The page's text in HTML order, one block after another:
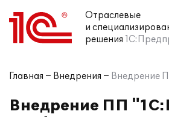
Отраслевые
и
решения
Главная Внедрения Внедрение
Внедрение ПП